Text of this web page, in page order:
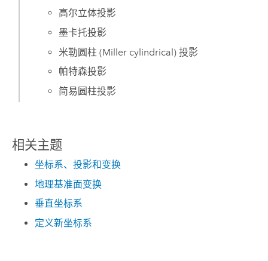
高尔立体投影
墨卡托投影
米勒圆柱 (Miller cylindrical) 投影
帕特森投影
简易圆柱投影
相关主题
坐标系、投影和变换
地理基准面变换
垂直坐标系
定义新坐标系